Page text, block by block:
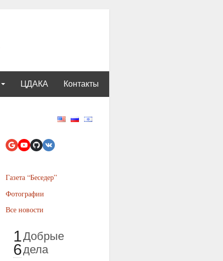
ЦДАКА Контакты
Газета “Беседер”
Фотографии
Все новости
1
6
Добрые
дела